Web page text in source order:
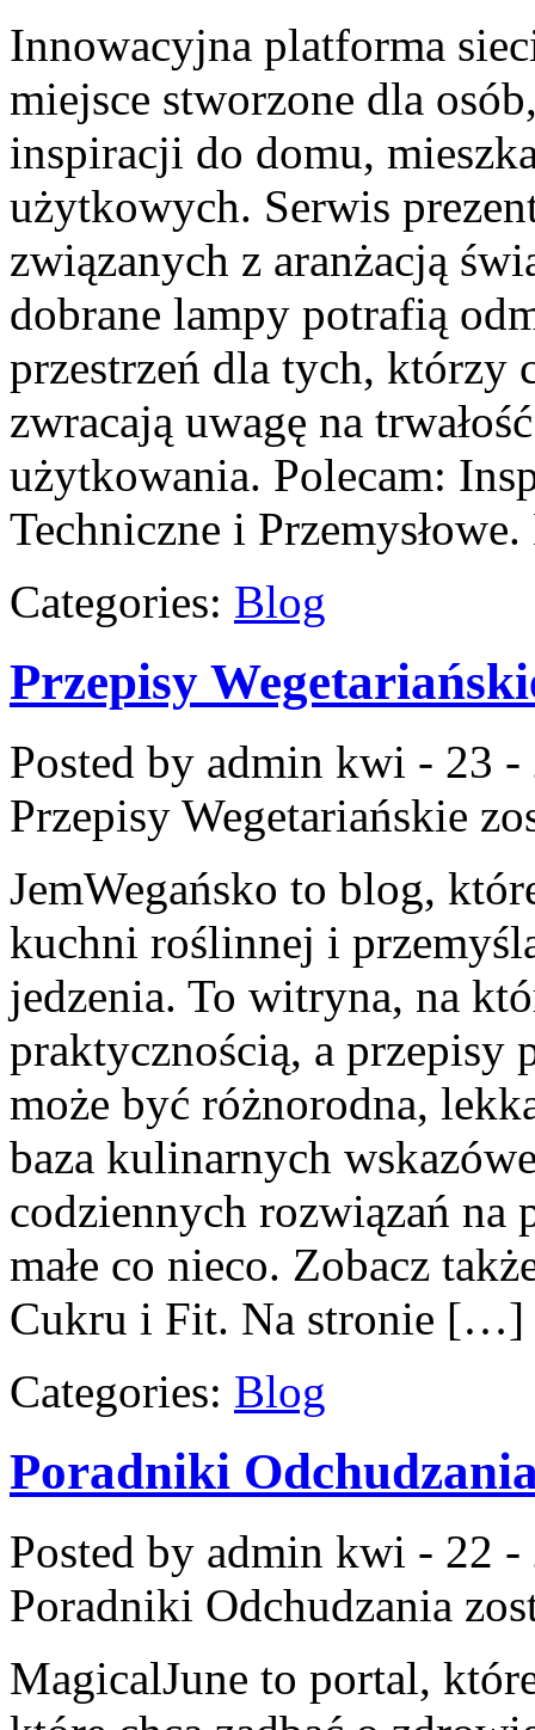
Innowacyjna platforma
miejsce stworzone dla
inspiracji do domu,
użytkowych. Serwis
związanych z aranżacją
dobrane lampy potrafią
przestrzeń dla tych, którzy
zwracają uwagę na
użytkowania. Polecam:
Techniczne i
Categories: Blog
Przepisy
Posted by admin kwi - 23 -
Przepisy Wegetariańskie
JemWegańsko to blog,
kuchni roślinnej i
jedzenia. To witryna, na
praktycznością, a przepisy
może być różnorodna,
baza kulinarnych
codziennych rozwiązań na
małe co nieco. Zobacz
Cukru i Fit. Na stronie […]
Categories: Blog
Poradniki
Posted by admin kwi - 22 -
Poradniki Odchudzania
MagicalJune to portal,